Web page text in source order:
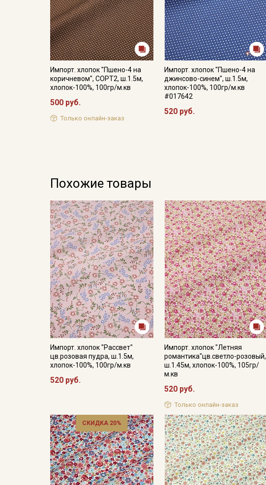
Импорт. хлопок "Пшено-4 на
коричневом", СОРТ2, ш.1.5м,
хлопок-100%, 100гр/м.кв
500 руб.
Только онлайн-заказ
Импорт. хлопок "Пшено-4 на
джинсово-синем", ш.1.5м,
хлопок-100%, 100гр/м.кв
#017642
520 руб.
Похожие товары
Импорт. хлопок "Рассвет"
цв.розовая пудра, ш.1.5м,
хлопок-100%, 100гр/м.кв
520 руб.
Импорт. хлопок "Летняя
романтика"цв.светло-розовый,
ш.1.45м, хлопок-100%, 105гр/
м.кв
520 руб.
Только онлайн-заказ
СКИДКА 20%